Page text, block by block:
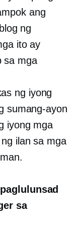
ang
ng
ito ay
sa mga
ng iyong
sumang-ayon
iyong mga
ilan sa mga
sa